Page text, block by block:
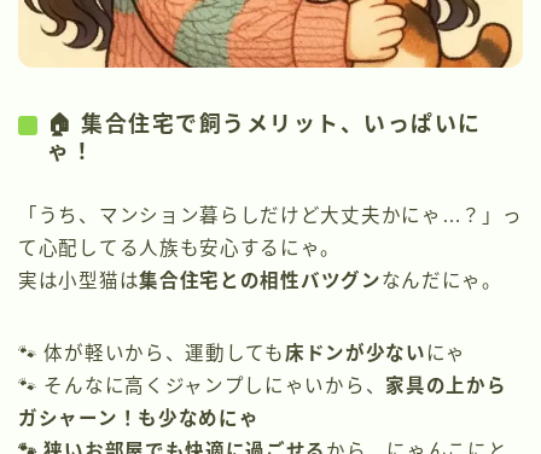
🏠 集合住宅で飼うメリット、いっぱいに
ゃ！
「うち、マンション暮らしだけど大丈夫かにゃ…？」っ
て心配してる人族も安心するにゃ。
実は小型猫は集合住宅との相性バツグンなんだにゃ。
🐾 体が軽いから、運動しても 床ドンが少ない にゃ
🐾 そんなに高くジャンプしにゃいから、 家具の上から
ガシャーン！も少なめにゃ